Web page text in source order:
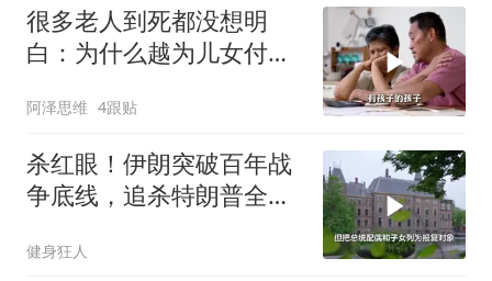
很多老人到死都没想明
白：为什么越为儿女付
阿泽思维 4跟贴
杀红眼！伊朗突破百年战
争底线，追杀特朗普全
健身狂人